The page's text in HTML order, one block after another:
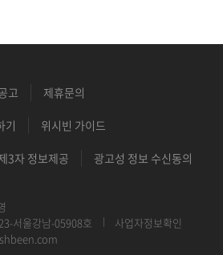
고 제휴문의
기 위시빈 가이드
3자 정보제공 광고성 정보 수신동의
서울강남-05908호
사업자정보확인